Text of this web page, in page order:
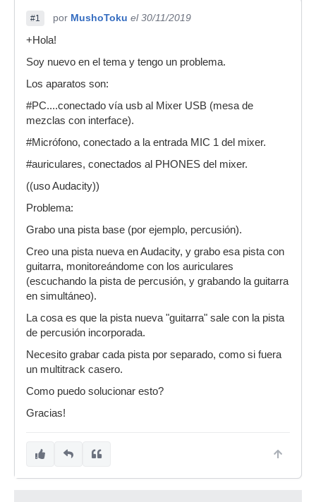
#1 por MushoToku el 30/11/2019
+Hola!
Soy nuevo en el tema y tengo un problema.
Los aparatos son:
#PC....conectado vía usb al Mixer USB (mesa de
mezclas con interface).
#Micrófono, conectado a la entrada MIC 1 del mixer.
#auriculares, conectados al PHONES del mixer.
((uso Audacity))
Problema:
Grabo una pista base (por ejemplo, percusión).
Creo una pista nueva en Audacity, y grabo esa pista con
guitarra, monitoreándome con los auriculares
(escuchando la pista de percusión, y grabando la guitarra
en simultáneo).
La cosa es que la pista nueva "guitarra" sale con la pista
de percusión incorporada.
Necesito grabar cada pista por separado, como si fuera
un multitrack casero.
Como puedo solucionar esto?
Gracias!